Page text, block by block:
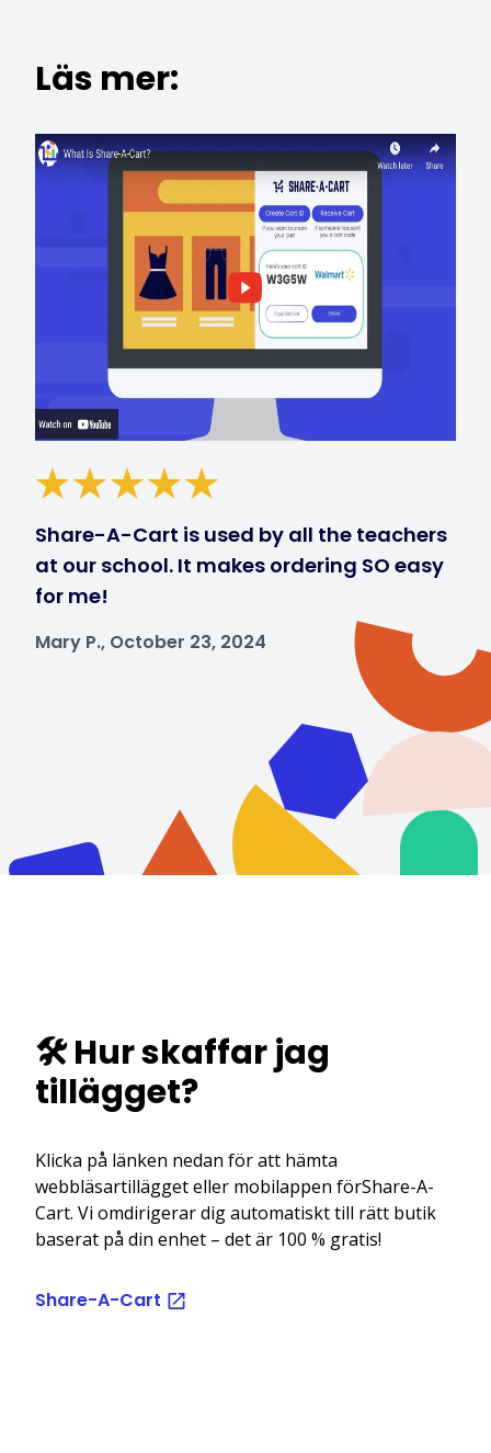
Läs mer:
Share-A-Cart is used by all the teachers
at our school. It makes ordering SO easy
for me!
Mary P., October 23, 2024
🛠️ Hur skaffar jag
tillägget?
Klicka på länken nedan för att hämta
webbläsartillägget eller mobilappen förShare-A-
Cart. Vi omdirigerar dig automatiskt till rätt butik
baserat på din enhet – det är 100 % gratis!
Share-A-Cart